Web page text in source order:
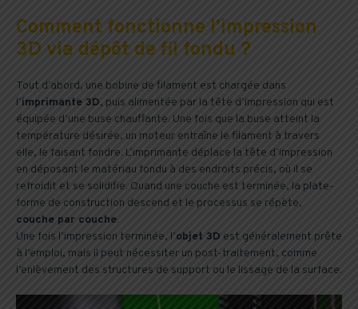
Comment fonctionne l’impression
3D via dépôt de fil fondu ?
Tout d’abord, une bobine de filament est chargée dans
l’imprimante 3D, puis alimentée par la tête d’impression qui est
équipée d’une buse chauffante. Une fois que la buse atteint la
température désirée, un moteur entraîne le filament à travers
elle, le faisant fondre. L’imprimante déplace la tête d’impression
en déposant le matériau fondu à des endroits précis, où il se
refroidit et se solidifie. Quand une couche est terminée, la plate-
forme de construction descend et le processus se répète,
couche par couche.
Une fois l’impression terminée, l’objet 3D est généralement prête
à l’emploi, mais il peut nécessiter un post-traitement, comme
l’enlèvement des structures de support ou le lissage de la surface.